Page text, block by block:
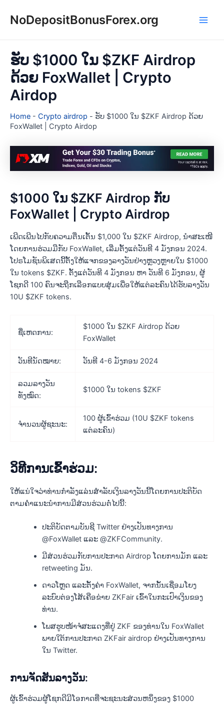
NoDepositBonusForex.org
ຮັບ $1000 ໃນ $ZKF Airdrop
ດ້ວຍ FoxWallet | Crypto
Airdop
Home - Crypto airdrop - ຮັບ $1000 ໃນ $ZKF Airdrop ດ້ວຍ
FoxWallet | Crypto Airdop
$1000 ໃນ $ZKF Airdrop ກັບ
FoxWallet | Crypto Airdrop
ເພີດເພີນໄປກັບຄວາມຕື່ນເຕັ້ນ $1,000 ໃນ $ZKF Airdrop, ນຳສະເໜີ
ໂດຍການຮ່ວມມືກັບ FoxWallet, ເລີ່ມຕັ້ງແຕ່ວັນທີ 4 ມັງກອນ 2024.
ໂປຣໂມຊັນພິເສດນີ້ຕັ້ງໃຫ້ແຈກຂອງລາງວັນຢ່າງຫຼວງຫຼາຍໃນ $1000
ໃນ tokens $ZKF. ຕັ້ງແຕ່ວັນທີ 4 ມັງກອນ ຫາ ວັນທີ 6 ມັງກອນ, ຜູ້
ໂຊກດີ 100 ຄົນຈະຖືກເລືອກແບບສຸ່ມເພື່ອໃຫ້ແຕ່ລະຄົນໄດ້ຮັບລາງວັນ
10U $ZKF tokens.
ຊື່ເຫດການ:
$1000 ໃນ $ZKF Airdrop ດ້ວຍ
FoxWallet
ວັນທີນັດໝາຍ: ວັນທີ 4-6 ມັງກອນ 2024
ລວມລາງວັນ
ທັງໝົດ:
$1000 ໃນ tokens $ZKF
ຈໍານວນຜູ້ຊະນະ:
100 ຜູ້ເຂົ້າຮ່ວມ (10U $ZKF tokens
ແຕ່ລະຄົນ)
ວິທີການເຂົ້າຮ່ວມ:
ໃຫ້ແນ່ໃຈວ່າທ່ານກໍາລັງແລ່ນສໍາລັບເງິນລາງວັນນີ້ໂດຍການປະຕິບັດ
ຕາມຄໍາແນະນໍາການມີສ່ວນຮ່ວມຕໍ່ໄປນີ້:
ປະຕິບັດຕາມບັນຊີ Twitter ຢ່າງເປັນທາງການ
@FoxWallet ແລະ @ZKFCommunity.
ມີສ່ວນຮ່ວມກັບການປະກາດ Airdrop ໂດຍການມັກ ແລະ
retweeting ມັນ.
ດາວໂຫຼດ ແລະຕັ້ງຄ່າ FoxWallet, ຈາກນັ້ນເຊື່ອມໂຍງ
ລະບົບຕ່ອງໂສ້ເຄືອຂ່າຍ ZKFair ເຂົ້າໃນກະເປົາເງິນຂອງ
ທ່ານ.
ໂພສຮູບໜ້າຈໍສະແດງທີ່ຢູ່ ZKF ຂອງທ່ານໃນ FoxWallet
ພາຍໃຕ້ການປະກາດ ZKFair airdrop ຢ່າງເປັນທາງການ
ໃນ Twitter.
ການຈັດສັນລາງວັນ:
ຜູ້ເຂົ້າຮ່ວມຜູ້ໂຊກດີມີໂອກາດທີ່ຈະຊະນະສ່ວນຫນຶ່ງຂອງ $1000